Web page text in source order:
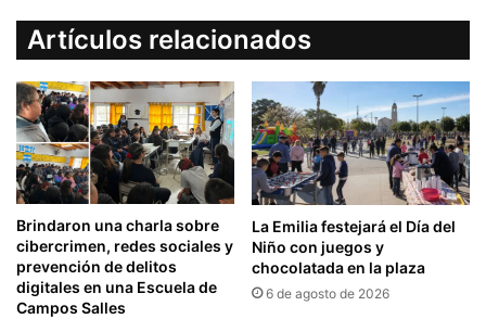
Artículos relacionados
Brindaron una charla sobre
cibercrimen, redes sociales y
prevención de delitos
digitales en una Escuela de
Campos Salles
La Emilia festejará el Día del
Niño con juegos y
chocolatada en la plaza
6 de agosto de 2026